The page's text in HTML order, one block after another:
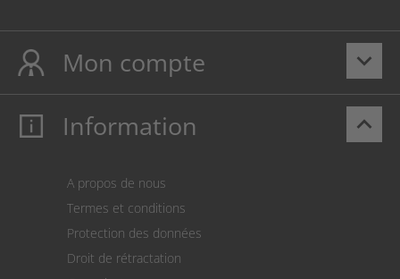
keyboard_arrow_down
Mon compte
Mon compte
Paiement
keyboard_arrow_up
Information
A propos de nous
Termes et conditions
Protection des données
Droit de rétractation